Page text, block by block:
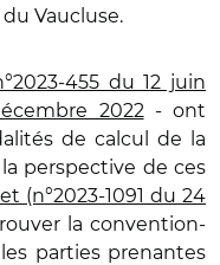
Vaucluse.
455 du 12 juin
2022 - ont
de calcul de la
perspective de ces
(n°2023-1091 du 24
la convention-
parties prenantes